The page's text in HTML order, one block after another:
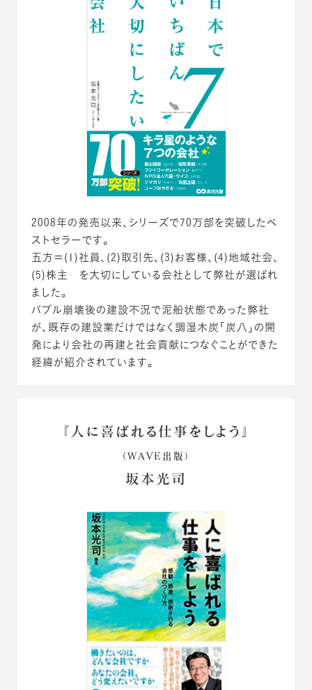
2008年の発売以来、シリーズで70万部を突破したベ
ストセラーです。
五方＝(1)社員、(2)取引先、(3)お客様、(4)地域社会、
(5)株主 を大切にしている会社として弊社が選ばれ
ました。
バブル崩壊後の建設不況で泥船状態であった弊社
が、既存の建設業だけではなく調湿木炭「炭八」の開
発により会社の再建と社会貢献につなぐことができた
経緯が紹介されています。
『人に喜ばれる仕事をしよう』
（WAVE出版）
坂本光司